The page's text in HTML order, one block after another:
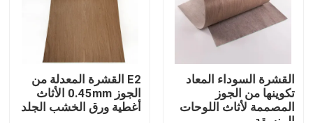
القشرة السوداء المعاد
تكوينها من الجوز
المصممة لأثاث اللوحات
E2 القشرة المعدلة من
الجوز 0.45mm الأثاث
أغطية ورق الخشب الجلد